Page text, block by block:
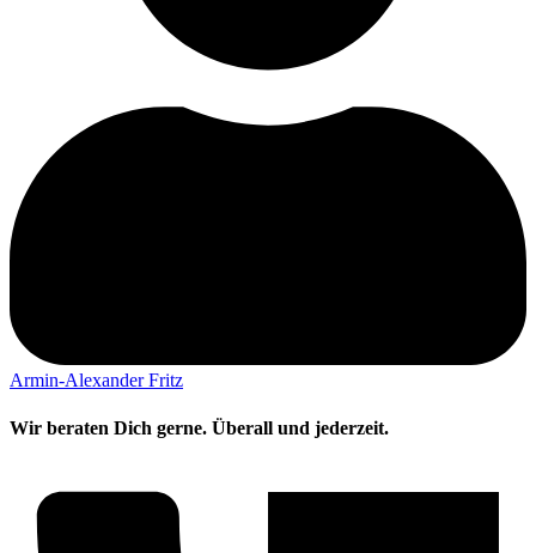
Armin-Alexander Fritz
Wir beraten Dich gerne. Überall und jederzeit.